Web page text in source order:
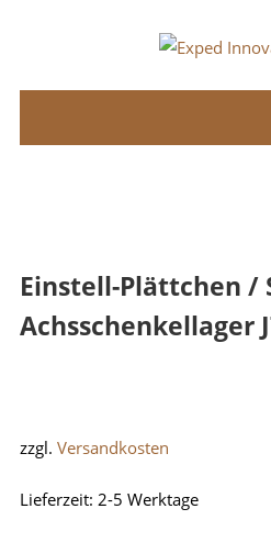
Exped
Einstell-Plättchen /
Achsschenkellager
zzgl. Versandkosten
Lieferzeit: 2-5 Werktage